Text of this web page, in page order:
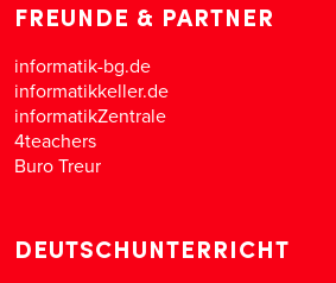
FREUNDE & PARTNER
informatik-bg.de
informatikkeller.de
informatikZentrale
4teachers
Buro Treur
DEUTSCHUNTERRICHT